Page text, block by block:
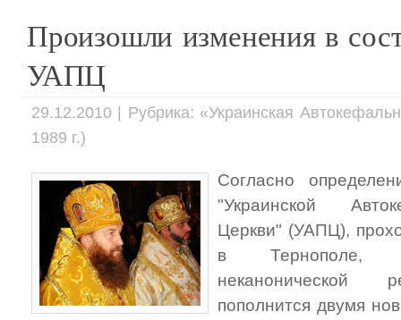
Произошли изменения в
УАПЦ
29.12.2010 | Рубрика: «Украинская
1989 г.)
Согласно
"Украинской
Церкви" (УАПЦ),
в Тернополе,
неканонической
пополнится двумя